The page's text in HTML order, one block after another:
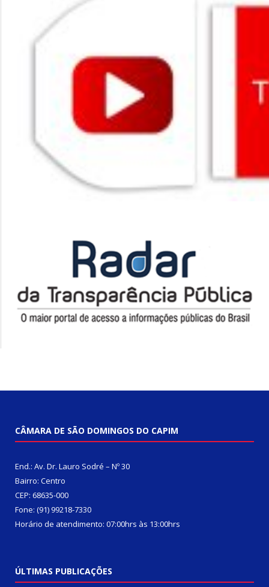
CÂMARA DE SÃO DOMINGOS DO CAPIM
End.: Av. Dr. Lauro Sodré – Nº 30
Bairro: Centro
CEP: 68635-000
Fone: (91) 99218-7330
Horário de atendimento: 07:00hrs às 13:00hrs
ÚLTIMAS PUBLICAÇÕES